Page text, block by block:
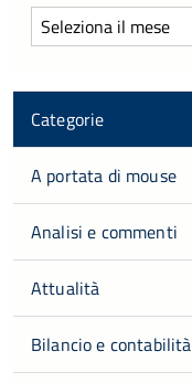
Archivi
Categorie
A portata di mouse
Analisi e commenti
Attualità
Bilancio e contabilità